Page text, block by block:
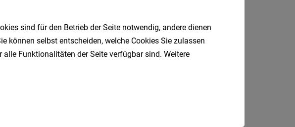
sind für den Betrieb der Seite notwendig, andere dienen
können selbst entscheiden, welche Cookies Sie zulassen
Funktionalitäten der Seite verfügbar sind. Weitere